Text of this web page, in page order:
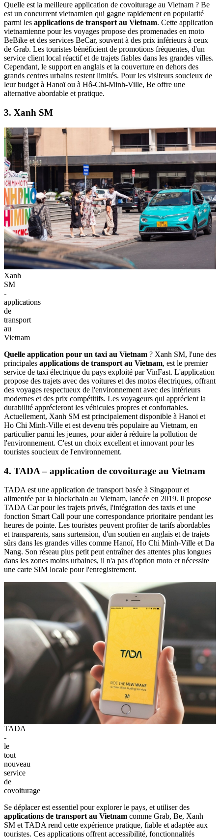
Quelle est la meilleure application de covoiturage au Vietnam ? Be
est un concurrent vietnamien qui gagne rapidement en popularité
parmi les applications de transport au Vietnam. Cette application
vietnamienne pour les voyages propose des promenades en moto
BeBike et des services BeCar, souvent à des prix inférieurs à ceux
de Grab. Les touristes bénéficient de promotions fréquentes, d'un
service client local réactif et de trajets fiables dans les grandes villes.
Cependant, le support en anglais et la couverture en dehors des
grands centres urbains restent limités. Pour les visiteurs soucieux de
leur budget à Hanoï ou à Hô-Chi-Minh-Ville, Be offre une
alternative abordable et pratique.
3. Xanh SM
Xanh
SM
-
applications
de
transport
au
Vietnam
Quelle application pour un taxi au Vietnam ? Xanh SM, l'une des
principales applications de transport au Vietnam, est le premier
service de taxi électrique du pays exploité par VinFast. L'application
propose des trajets avec des voitures et des motos électriques, offrant
des voyages respectueux de l'environnement avec des intérieurs
modernes et des prix compétitifs. Les voyageurs qui apprécient la
durabilité apprécieront les véhicules propres et confortables.
Actuellement, Xanh SM est principalement disponible à Hanoi et
Ho Chi Minh-Ville et est devenu très populaire au Vietnam, en
particulier parmi les jeunes, pour aider à réduire la pollution de
l'environnement. C'est un choix excellent et innovant pour les
touristes soucieux de l'environnement.
4. TADA – application de covoiturage au Vietnam
TADA est une application de transport basée à Singapour et
alimentée par la blockchain au Vietnam, lancée en 2019. Il propose
TADA Car pour les trajets privés, l'intégration des taxis et une
fonction Smart Call pour une correspondance prioritaire pendant les
heures de pointe. Les touristes peuvent profiter de tarifs abordables
et transparents, sans surtension, d'un soutien en anglais et de trajets
sûrs dans les grandes villes comme Hanoï, Ho Chi Minh-Ville et Da
Nang. Son réseau plus petit peut entraîner des attentes plus longues
dans les zones moins urbaines, il n'a pas d'option moto et nécessite
une carte SIM locale pour l'enregistrement.
TADA
-
le
tout
nouveau
service
de
covoiturage
Se déplacer est essentiel pour explorer le pays, et utiliser des
applications de transport au Vietnam comme Grab, Be, Xanh
SM et TADA rend cette expérience pratique, fiable et adaptée aux
touristes. Ces applications offrent accessibilité, fonctionnalités